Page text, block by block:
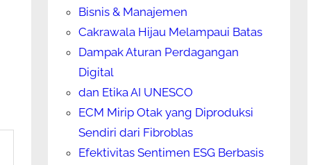
Bisnis & Manajemen
Cakrawala Hijau Melampaui Batas
Dampak Aturan Perdagangan
Digital
dan Etika AI UNESCO
ECM Mirip Otak yang Diproduksi
Sendiri dari Fibroblas
Efektivitas Sentimen ESG Berbasis